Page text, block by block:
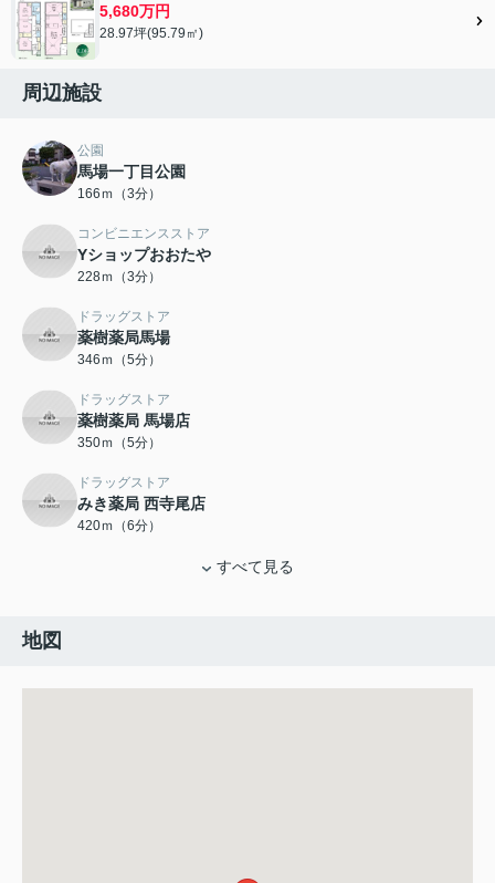
5,680万円
28.97坪(95.79㎡)
周辺施設
公園
馬場一丁目公園
166ｍ（3分）
コンビニエンスストア
Yショップおおたや
228ｍ（3分）
ドラッグストア
薬樹薬局馬場
346ｍ（5分）
ドラッグストア
薬樹薬局 馬場店
350ｍ（5分）
ドラッグストア
みき薬局 西寺尾店
420ｍ（6分）
すべて見る
地図